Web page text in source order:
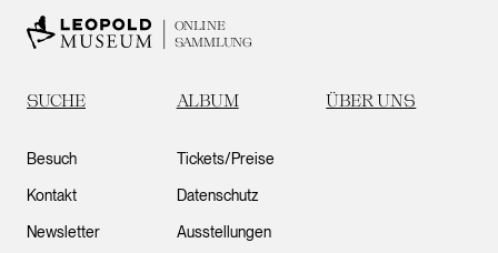
ONLINE
SAMMLUNG
SUCHE ALBUM ÜBER UNS
Besuch
Kontakt
Newsletter
Tickets/Preise
Datenschutz
Ausstellungen